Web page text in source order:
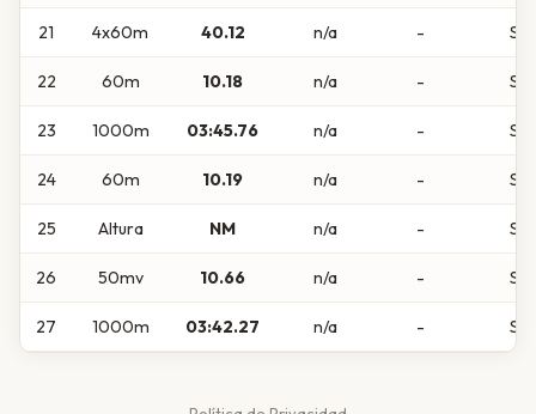
21 4x60m 40.12 n/a -
22 60m 10.18 n/a -
23 1000m 03:45.76 n/a -
24 60m 10.19 n/a -
25 Altura NM n/a -
26 50mv 10.66 n/a -
27 1000m 03:42.27 n/a -